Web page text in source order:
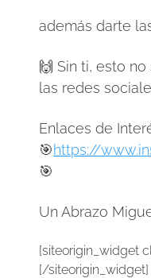
además darte
🙌 Sin ti, esto
las redes
Enlaces de
🎯https://
🎯
Un Abrazo
[siteorigin_widget
[/siteorigin_widget]